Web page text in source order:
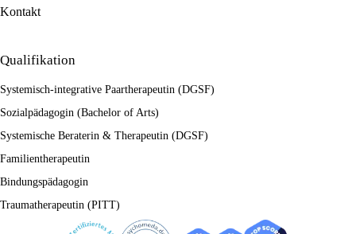
Kontakt
Qualifikation
Systemisch-integrative Paartherapeutin (DGSF)
Sozialpädagogin (Bachelor of Arts)
Systemische Beraterin & Therapeutin (DGSF)
Familientherapeutin
Bindungspädagogin
Traumatherapeutin (PITT)